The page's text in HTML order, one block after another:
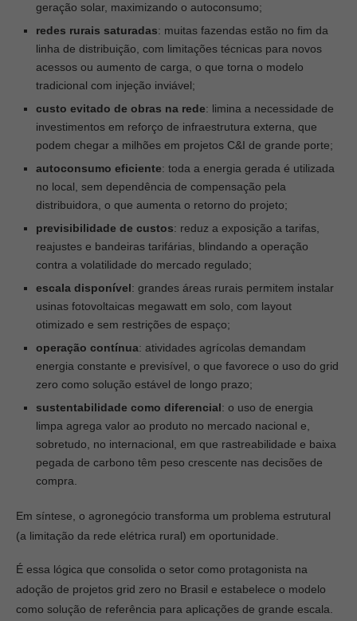
geração solar, maximizando o autoconsumo;
redes rurais saturadas: muitas fazendas estão no fim da
linha de distribuição, com limitações técnicas para novos
acessos ou aumento de carga, o que torna o modelo
tradicional com injeção inviável;
custo evitado de obras na rede: limina a necessidade de
investimentos em reforço de infraestrutura externa, que
podem chegar a milhões em projetos C&I de grande porte;
autoconsumo eficiente: toda a energia gerada é utilizada
no local, sem dependência de compensação pela
distribuidora, o que aumenta o retorno do projeto;
previsibilidade de custos: reduz a exposição a tarifas,
reajustes e bandeiras tarifárias, blindando a operação
contra a volatilidade do mercado regulado;
escala disponível: grandes áreas rurais permitem instalar
usinas fotovoltaicas megawatt em solo, com layout
otimizado e sem restrições de espaço;
operação contínua: atividades agrícolas demandam
energia constante e previsível, o que favorece o uso do grid
zero como solução estável de longo prazo;
sustentabilidade como diferencial: o uso de energia
limpa agrega valor ao produto no mercado nacional e,
sobretudo, no internacional, em que rastreabilidade e baixa
pegada de carbono têm peso crescente nas decisões de
compra.
Em síntese, o agronegócio transforma um problema estrutural
(a limitação da rede elétrica rural) em oportunidade.
É essa lógica que consolida o setor como protagonista na
adoção de projetos grid zero no Brasil e estabelece o modelo
como solução de referência para aplicações de grande escala.